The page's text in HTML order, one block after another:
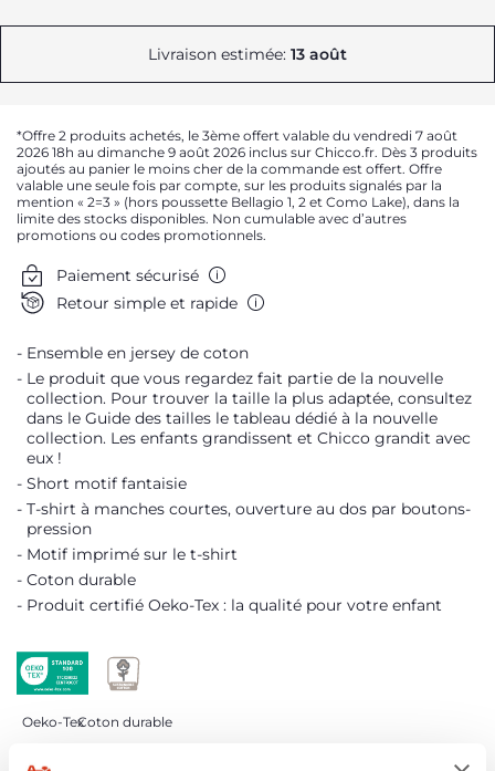
Me prévenir
Me prévenir
Me prévenir
Livraison estimée: 13 août
*Offre 2 produits achetés, le 3ème offert valable du vendredi 7 août
2026 18h au dimanche 9 août 2026 inclus sur Chicco.fr. Dès 3 produits
ajoutés au panier le moins cher de la commande est offert. Offre
valable une seule fois par compte, sur les produits signalés par la
mention « 2=3 » (hors poussette Bellagio 1, 2 et Como Lake), dans la
limite des stocks disponibles. Non cumulable avec d’autres
promotions ou codes promotionnels.
Paiement sécurisé
Retour simple et rapide
Ensemble en jersey de coton
Le produit que vous regardez fait partie de la nouvelle
collection. Pour trouver la taille la plus adaptée, consultez
dans le Guide des tailles le tableau dédié à la nouvelle
collection. Les enfants grandissent et Chicco grandit avec
eux !
Short motif fantaisie
T-shirt à manches courtes, ouverture au dos par boutons-
pression
Motif imprimé sur le t-shirt
Coton durable
Produit certifié Oeko-Tex : la qualité pour votre enfant
Oeko-TexCoton durable